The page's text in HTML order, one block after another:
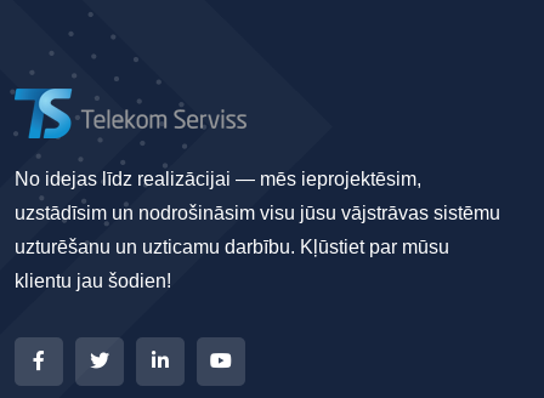
No idejas līdz realizācijai — mēs ieprojektēsim,
uzstādīsim un nodrošināsim visu jūsu vājstrāvas sistēmu
uzturēšanu un uzticamu darbību. Kļūstiet par mūsu
klientu jau šodien!